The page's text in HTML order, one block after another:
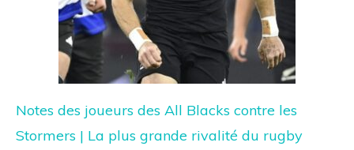
Notes des joueurs des All Blacks contre les
Stormers | La plus grande rivalité du rugby